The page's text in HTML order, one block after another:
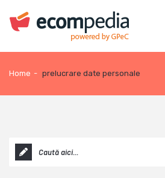
Home - prelucrare date personale